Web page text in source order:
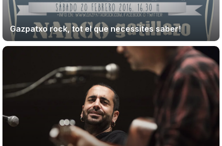
Gazpatxo rock, tot el que necessites saber!